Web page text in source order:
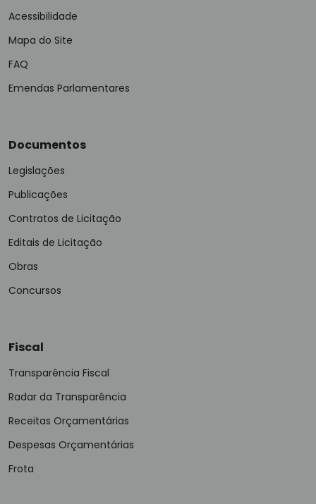
Acessibilidade
Mapa do Site
FAQ
Emendas Parlamentares
Documentos
Legislações
Publicações
Contratos de Licitação
Editais de Licitação
Obras
Concursos
Fiscal
Transparência Fiscal
Radar da Transparência
Receitas Orçamentárias
Despesas Orçamentárias
Frota